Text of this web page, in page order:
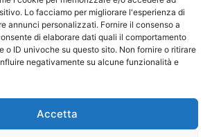
Lo facciamo per migliorare l'esperienza di
annunci personalizzati. Fornire il consenso a
di elaborare dati quali il comportamento
o ID univoche su questo sito. Non fornire o ritirare
negativamente su alcune funzionalità e
Accetta
CHI SIAMO
di parlare dei ragazzi più sexy che
in TV? Vieni da noi e scoprirai tante
curiosità su di lui.